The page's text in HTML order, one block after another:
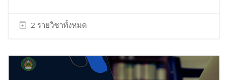
2 รายวิชาทั้งหมด